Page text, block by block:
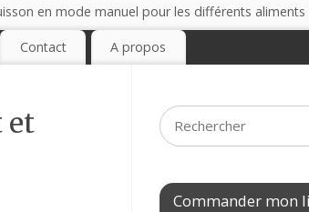
en mode manuel pour les différents aliments
Contact A propos
et
Commander mon